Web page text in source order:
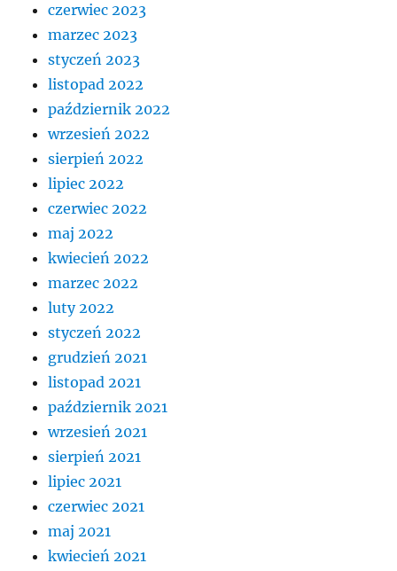
czerwiec 2023
marzec 2023
styczeń 2023
listopad 2022
październik 2022
wrzesień 2022
sierpień 2022
lipiec 2022
czerwiec 2022
maj 2022
kwiecień 2022
marzec 2022
luty 2022
styczeń 2022
grudzień 2021
listopad 2021
październik 2021
wrzesień 2021
sierpień 2021
lipiec 2021
czerwiec 2021
maj 2021
kwiecień 2021